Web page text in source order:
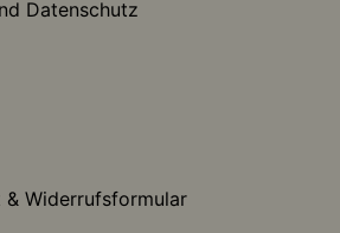
Datenschutz
Widerrufsformular